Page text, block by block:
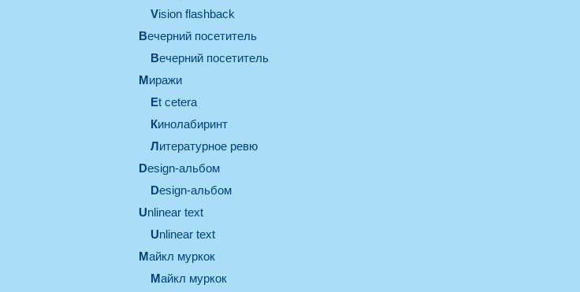
Vision flashback
вечерний посетитель
вечерний посетитель
миражи
et cetera
кинолабиринт
литературное ревю
design-альбом
design-альбом
unlinear text
Unlinear text
майкл муркок
майкл муркок